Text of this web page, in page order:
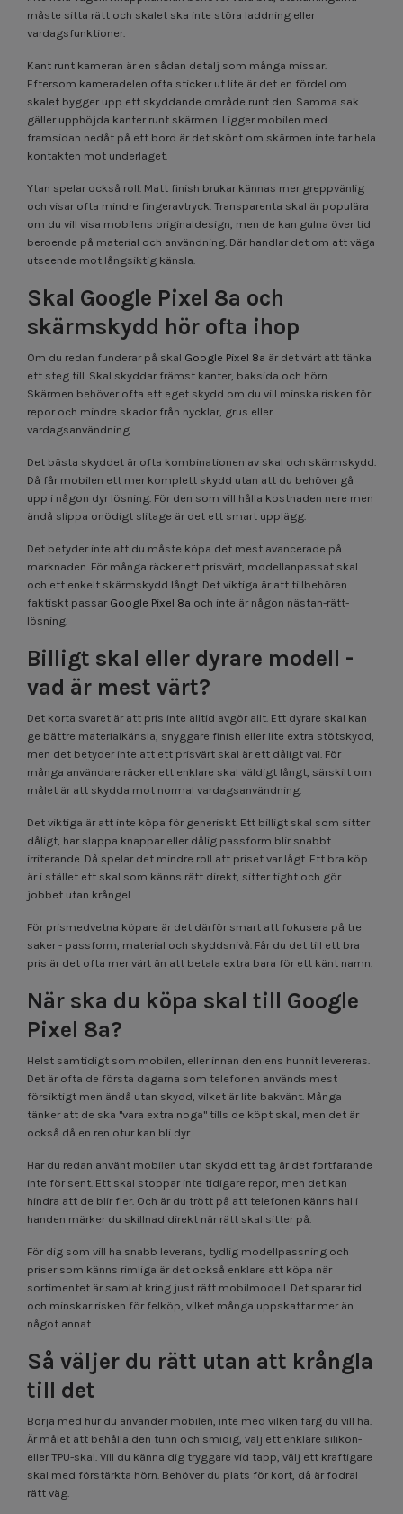
måste sitta rätt och skalet ska inte störa laddning eller
vardagsfunktioner.
Kant runt kameran är en sådan detalj som många missar.
Eftersom kameradelen ofta sticker ut lite är det en fördel om
skalet bygger upp ett skyddande område runt den. Samma sak
gäller upphöjda kanter runt skärmen. Ligger mobilen med
framsidan nedåt på ett bord är det skönt om skärmen inte tar hela
kontakten mot underlaget.
Ytan spelar också roll. Matt finish brukar kännas mer greppvänlig
och visar ofta mindre fingeravtryck. Transparenta skal är populära
om du vill visa mobilens originaldesign, men de kan gulna över tid
beroende på material och användning. Där handlar det om att väga
utseende mot långsiktig känsla.
Skal Google Pixel 8a och
skärmskydd hör ofta ihop
Om du redan funderar på skal Google Pixel 8a är det värt att tänka
ett steg till. Skal skyddar främst kanter, baksida och hörn.
Skärmen behöver ofta ett eget skydd om du vill minska risken för
repor och mindre skador från nycklar, grus eller
vardagsanvändning.
Det bästa skyddet är ofta kombinationen av skal och skärmskydd.
Då får mobilen ett mer komplett skydd utan att du behöver gå
upp i någon dyr lösning. För den som vill hålla kostnaden nere men
ändå slippa onödigt slitage är det ett smart upplägg.
Det betyder inte att du måste köpa det mest avancerade på
marknaden. För många räcker ett prisvärt, modellanpassat skal
och ett enkelt skärmskydd långt. Det viktiga är att tillbehören
faktiskt passar Google Pixel 8a och inte är någon nästan-rätt-
lösning.
Billigt skal eller dyrare modell -
vad är mest värt?
Det korta svaret är att pris inte alltid avgör allt. Ett dyrare skal kan
ge bättre materialkänsla, snyggare finish eller lite extra stötskydd,
men det betyder inte att ett prisvärt skal är ett dåligt val. För
många användare räcker ett enklare skal väldigt långt, särskilt om
målet är att skydda mot normal vardagsanvändning.
Det viktiga är att inte köpa för generiskt. Ett billigt skal som sitter
dåligt, har slappa knappar eller dålig passform blir snabbt
irriterande. Då spelar det mindre roll att priset var lågt. Ett bra köp
är i stället ett skal som känns rätt direkt, sitter tight och gör
jobbet utan krångel.
För prismedvetna köpare är det därför smart att fokusera på tre
saker - passform, material och skyddsnivå. Får du det till ett bra
pris är det ofta mer värt än att betala extra bara för ett känt namn.
När ska du köpa skal till Google
Pixel 8a?
Helst samtidigt som mobilen, eller innan den ens hunnit levereras.
Det är ofta de första dagarna som telefonen används mest
försiktigt men ändå utan skydd, vilket är lite bakvänt. Många
tänker att de ska "vara extra noga" tills de köpt skal, men det är
också då en ren otur kan bli dyr.
Har du redan använt mobilen utan skydd ett tag är det fortfarande
inte för sent. Ett skal stoppar inte tidigare repor, men det kan
hindra att de blir fler. Och är du trött på att telefonen känns hal i
handen märker du skillnad direkt när rätt skal sitter på.
För dig som vill ha snabb leverans, tydlig modellpassning och
priser som känns rimliga är det också enklare att köpa när
sortimentet är samlat kring just rätt mobilmodell. Det sparar tid
och minskar risken för felköp, vilket många uppskattar mer än
något annat.
Så väljer du rätt utan att krångla
till det
Börja med hur du använder mobilen, inte med vilken färg du vill ha.
Är målet att behålla den tunn och smidig, välj ett enklare silikon-
eller TPU-skal. Vill du känna dig tryggare vid tapp, välj ett kraftigare
skal med förstärkta hörn. Behöver du plats för kort, då är fodral
rätt väg.